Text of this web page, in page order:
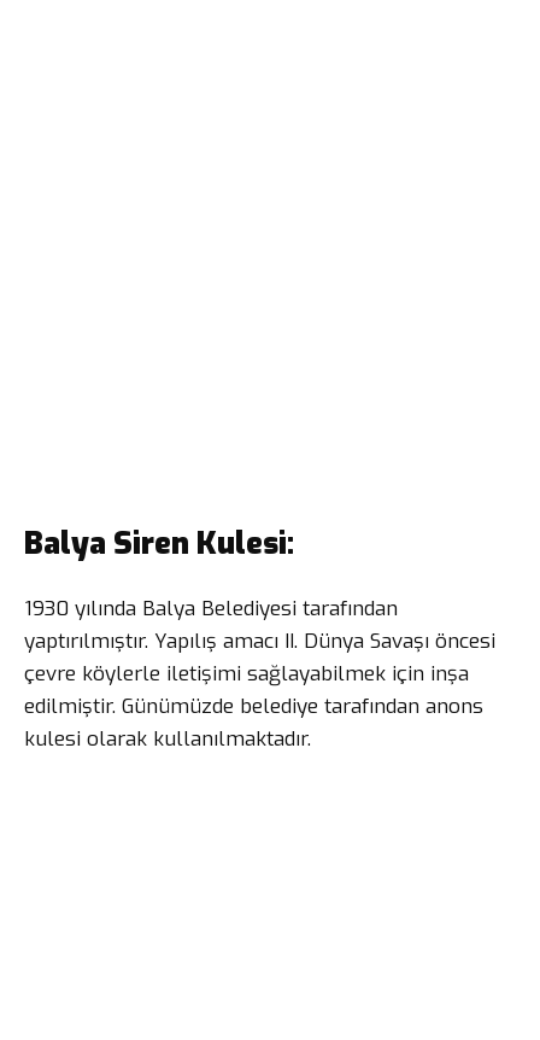
Balya Siren Kulesi:
1930 yılında Balya Belediyesi tarafından
yaptırılmıştır. Yapılış amacı II. Dünya Savaşı öncesi
çevre köylerle iletişimi sağlayabilmek için inşa
edilmiştir. Günümüzde belediye tarafından anons
kulesi olarak kullanılmaktadır.